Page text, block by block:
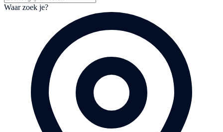
Waar zoek je?